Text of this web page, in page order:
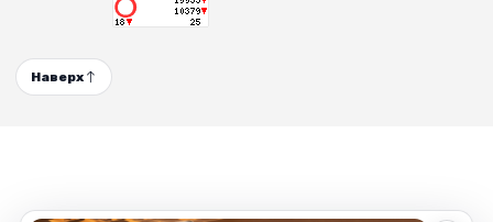
Наверх